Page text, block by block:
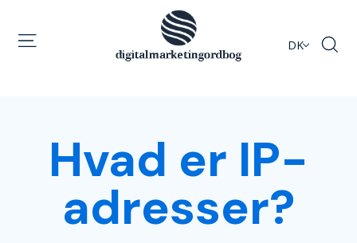
DK
Hvad er IP-
adresser?